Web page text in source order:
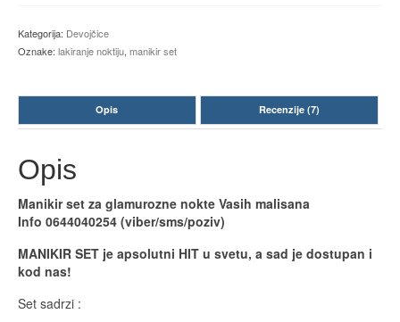
Kategorija: Devojčice
Oznake: lakiranje noktiju, manikir set
Opis Recenzije (7)
Opis
Manikir set za glamurozne nokte Vasih malisana
Info 0644040254 (viber/sms/poziv)
MANIKIR SET je apsolutni HIT u svetu, a sad je dostupan i
kod nas!
Set sadrzi :